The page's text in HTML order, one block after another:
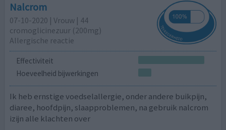
Nalcrom
07-10-2020 | Vrouw | 44
cromoglicinezuur (200mg)
Allergische reactie
Effectiviteit
Hoeveelheid bijwerkingen
Ik heb ernstige voedselallergie, onder andere buikpijn,
diaree, hoofdpijn, slaapproblemen, na gebruik nalcrom
izijn alle klachten over